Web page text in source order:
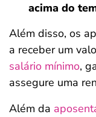
acima do
Além disso, os
a receber um
salário mínimo,
assegure uma
Além da